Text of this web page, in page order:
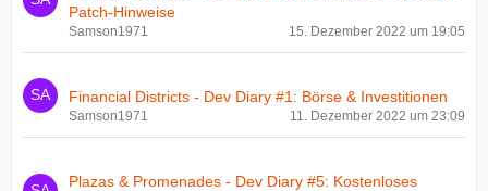
Patch-Hinweise
Samson1971 15. Dezember 2022 um 19:05
Financial Districts - Dev Diary #1: Börse & Investitionen
Samson1971 11. Dezember 2022 um 23:09
Plazas & Promenades - Dev Diary #5: Kostenloses